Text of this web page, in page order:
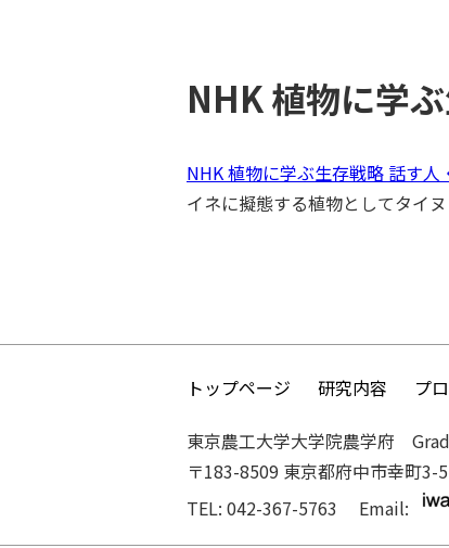
NHK 植物に学
NHK 植物に学ぶ生存戦略 話す人
イネに擬態する植物としてタイ
トップページ 研究内容 プ
東京農工大学大学院農学府
〒183-8509 東京都府中市幸町
TEL: 042-367-5763 Email: